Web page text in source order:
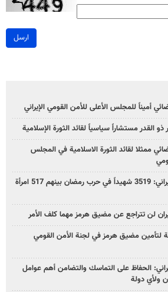
ارسل
أميناً للمجلس الأعلى للأمن القومي الإيراني
القدر مستشاراً سياسياً لقائد الثورة الإسلامية
ممثلا لقائد الثورة الاسلامية في المجلس
الطب العدلي الإيراني: 3519 شهيداً في حرب رمضان بينهم 517 امرأة
لن تتراجع عن مضيق هرمز مهما كلف الأمر
لتأمين مضيق هرمز في لجنة الأمن القومي
الحفاظ على التماسك والتضامن أهم عوامل
ولأي دولة